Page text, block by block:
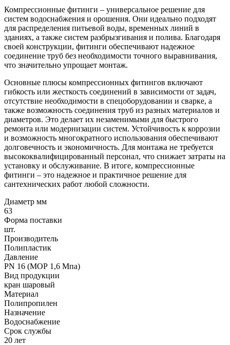
Компрессионные фитинги – универсальное решение для
систем водоснабжения и орошения. Они идеально подходят
для распределения питьевой воды, временных линий в
зданиях, а также систем разбрызгивания и полива. Благодаря
своей конструкции, фитинги обеспечивают надежное
соединение труб без необходимости точного выравнивания,
что значительно упрощает монтаж.
Основные плюсы компрессионных фитингов включают
гибкость или жесткость соединений в зависимости от задач,
отсутствие необходимости в спецоборудовании и сварке, а
также возможность соединения труб из разных материалов и
диаметров. Это делает их незаменимыми для быстрого
ремонта или модернизации систем. Устойчивость к коррозии
и возможность многократного использования обеспечивают
долговечность и экономичность. Для монтажа не требуется
высококвалифицированный персонал, что снижает затраты на
установку и обслуживание. В итоге, компрессионные
фитинги – это надежное и практичное решение для
сантехнических работ любой сложности.
Диаметр мм
63
Форма поставки
шт.
Производитель
Полипластик
Давление
PN 16 (МОР 1,6 Мпа)
Вид продукции
кран шаровый
Материал
Полипропилен
Назначение
Водоснабжение
Срок службы
20 лет